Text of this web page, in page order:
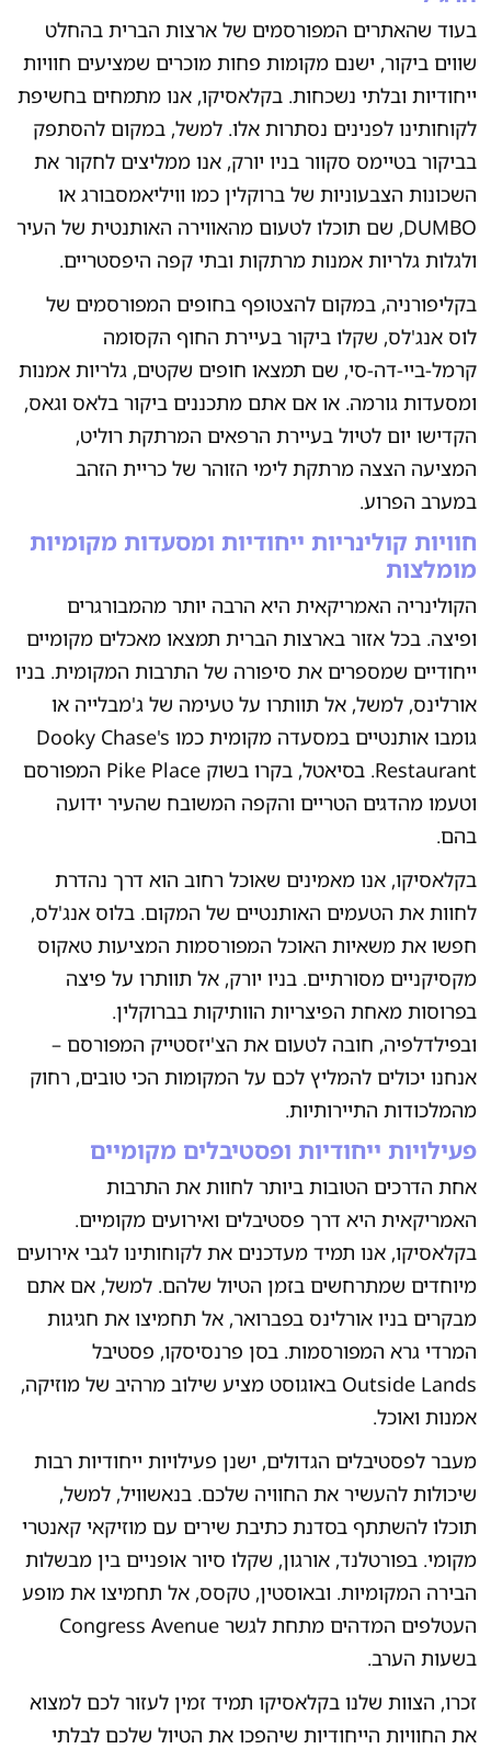
בעוד שהאתרים המפורסמים של ארצות הברית בהחלט
שווים ביקור, ישנם מקומות פחות מוכרים שמציעים חוויות
ייחודיות ובלתי נשכחות. בקלאסיקו, אנו מתמחים בחשיפת
לקוחותינו לפנינים נסתרות אלו. למשל, במקום להסתפק
בביקור בטיימס סקוור בניו יורק, אנו ממליצים לחקור את
השכונות הצבעוניות של ברוקלין כמו וויליאמסבורג או
DUMBO, שם תוכלו לטעום מהאווירה האותנטית של העיר
ולגלות גלריות אמנות מרתקות ובתי קפה היפסטריים.
בקליפורניה, במקום להצטופף בחופים המפורסמים של
לוס אנג'לס, שקלו ביקור בעיירת החוף הקסומה
קרמל-ביי-דה-סי, שם תמצאו חופים שקטים, גלריות אמנות
ומסעדות גורמה. או אם אתם מתכננים ביקור בלאס וגאס,
הקדישו יום לטיול בעיירת הרפאים המרתקת רוליט,
המציעה הצצה מרתקת לימי הזוהר של כריית הזהב
במערב הפרוע.
חוויות קולינריות ייחודיות ומסעדות מקומיות
מומלצות
הקולינריה האמריקאית היא הרבה יותר מהמבורגרים
ופיצה. בכל אזור בארצות הברית תמצאו מאכלים מקומיים
ייחודיים שמספרים את סיפורה של התרבות המקומית. בניו
אורלינס, למשל, אל תוותרו על טעימה של ג'מבלייה או
גומבו אותנטיים במסעדה מקומית כמו Dooky Chase's
Restaurant. בסיאטל, בקרו בשוק Pike Place המפורסם
וטעמו מהדגים הטריים והקפה המשובח שהעיר ידועה
בהם.
בקלאסיקו, אנו מאמינים שאוכל רחוב הוא דרך נהדרת
לחוות את הטעמים האותנטיים של המקום. בלוס אנג'לס,
חפשו את משאיות האוכל המפורסמות המציעות טאקוס
מקסיקניים מסורתיים. בניו יורק, אל תוותרו על פיצה
בפרוסות מאחת הפיצריות הוותיקות בברוקלין.
ובפילדלפיה, חובה לטעום את הצ'יזסטייק המפורסם –
אנחנו יכולים להמליץ לכם על המקומות הכי טובים, רחוק
מהמלכודות התיירותיות.
פעילויות ייחודיות ופסטיבלים מקומיים
אחת הדרכים הטובות ביותר לחוות את התרבות
האמריקאית היא דרך פסטיבלים ואירועים מקומיים.
בקלאסיקו, אנו תמיד מעדכנים את לקוחותינו לגבי אירועים
מיוחדים שמתרחשים בזמן הטיול שלהם. למשל, אם אתם
מבקרים בניו אורלינס בפברואר, אל תחמיצו את חגיגות
המרדי גרא המפורסמות. בסן פרנסיסקו, פסטיבל
Outside Lands באוגוסט מציע שילוב מרהיב של מוזיקה,
אמנות ואוכל.
מעבר לפסטיבלים הגדולים, ישנן פעילויות ייחודיות רבות
שיכולות להעשיר את החוויה שלכם. בנאשוויל, למשל,
תוכלו להשתתף בסדנת כתיבת שירים עם מוזיקאי קאנטרי
מקומי. בפורטלנד, אורגון, שקלו סיור אופניים בין מבשלות
הבירה המקומיות. ובאוסטין, טקסס, אל תחמיצו את מופע
העטלפים המדהים מתחת לגשר Congress Avenue
בשעות הערב.
זכרו, הצוות שלנו בקלאסיקו תמיד זמין לעזור לכם למצוא
את החוויות הייחודיות שיהפכו את הטיול שלכם לבלתי